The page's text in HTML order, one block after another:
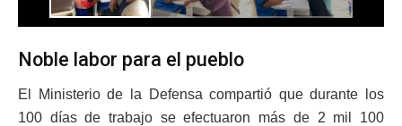
Noble labor para el pueblo
El Ministerio de la Defensa compartió que durante los
100 días de trabajo se efectuaron más de 2 mil 100